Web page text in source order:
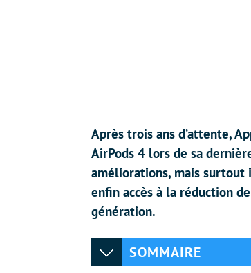
Après trois ans d’attente,
AirPods 4 lors de sa
améliorations, mais surtout
enfin accès à la réduction
génération.
SOMMAIRE